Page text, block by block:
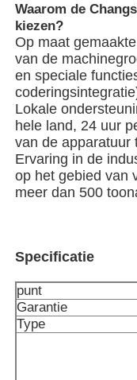
roterende
Dehydrerende
Kaarttelmachine
vulmachine
Waarom de
kiezen?
Op maat
van de
en speciale
Lokale
hele land, 24 uur
van de apparatuur
Ervaring in de
op het gebied van
meer dan 500
Specificatie
punt
Garantie
Type